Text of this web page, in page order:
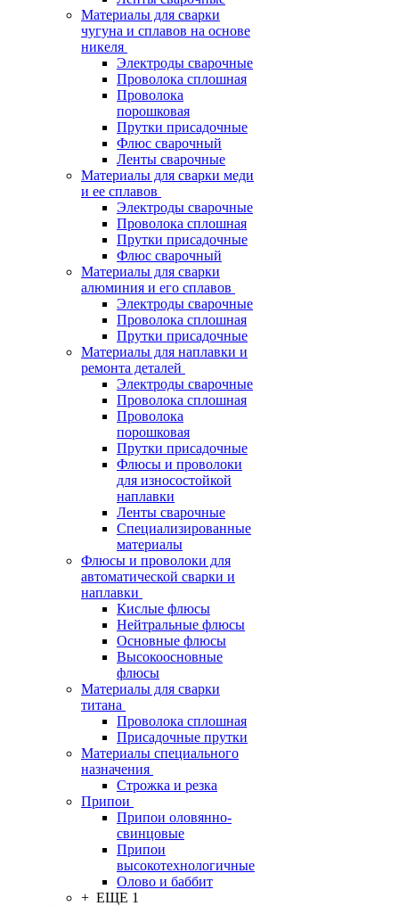
Материалы для сварки
чугуна и сплавов на основе
никеля
Электроды сварочные
Проволока сплошная
Проволока
порошковая
Прутки присадочные
Флюс сварочный
Ленты сварочные
Материалы для сварки меди
и ее сплавов
Электроды сварочные
Проволока сплошная
Прутки присадочные
Флюс сварочный
Материалы для сварки
алюминия и его сплавов
Электроды сварочные
Проволока сплошная
Прутки присадочные
Материалы для наплавки и
ремонта деталей
Электроды сварочные
Проволока сплошная
Проволока
порошковая
Прутки присадочные
Флюсы и проволоки
для износостойкой
наплавки
Ленты сварочные
Специализированные
материалы
Флюсы и проволоки для
автоматической сварки и
наплавки
Кислые флюсы
Нейтральные флюсы
Основные флюсы
Высокоосновные
флюсы
Материалы для сварки
титана
Проволока сплошная
Присадочные прутки
Материалы специального
назначения
Строжка и резка
Припои
Припои оловянно-
свинцовые
Припои
высокотехнологичные
Олово и баббит
+ ЕЩЕ 1